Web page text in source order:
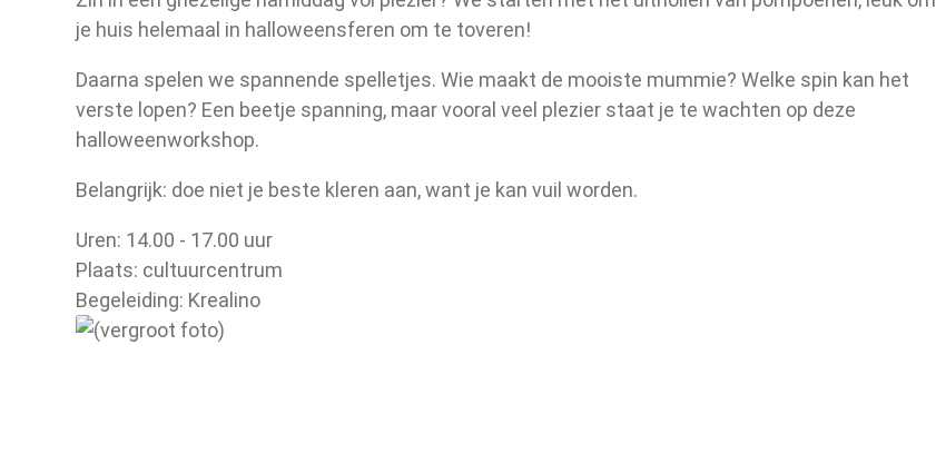
je huis helemaal in halloweensferen om te toveren!
Daarna spelen we spannende spelletjes. Wie maakt de mooiste mummie? Welke spin kan het
verste lopen? Een beetje spanning, maar vooral veel plezier staat je te wachten op deze
halloweenworkshop.
Belangrijk: doe niet je beste kleren aan, want je kan vuil worden.
Uren: 14.00 - 17.00 uur
Plaats: cultuurcentrum
Begeleiding: Krealino